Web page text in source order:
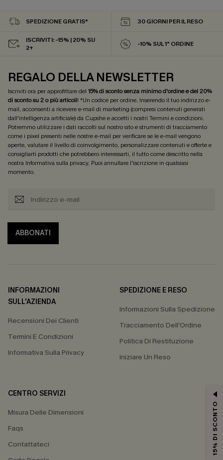
SPEDIZIONE GRATIS* 30 GIORNI PER IL RESO
ISCRIVITI: -15% | 20% SU
2+
-10% SUL 1° ORDINE
REGALO DELLA NEWSLETTER
Iscriviti ora per approfittare del 15% di sconto senza minimo d'ordine e del 20%
di sconto su 2 o più articoli! *Un codice per ordine. Inserendo il tuo indirizzo e-
mail, acconsenti a ricevere e-mail di marketing (compresi contenuti generati
dall'intelligenza artificiale) da Cupshe e accetti i nostri Termini e condizioni.
Potremmo utilizzare i dati raccolti sul nostro sito e strumenti di tracciamento
come i pixel presenti nelle nostre e-mail per verificare se le e-mail vengono
aperte, valutare il livello di coinvolgimento, personalizzare contenuti e offerte e
consigliarti prodotti che potrebbero interessarti, il tutto come descritto nella
nostra Informativa sulla privacy. Puoi annullare l'iscrizione in qualsiasi
momento.
ABBONATI
INFORMAZIONI
SULL'AZIENDA
Recensioni Dei Clienti
Termini E Condizioni
Informativa Sulla Privacy
SPEDIZIONE E RESO
Informazioni Sulla Spedizione
Tracciamento Dell'Ordine
Politica Di Restituzione
Iniziare Un Reso
CENTRO SERVIZI
Misura Delle Dimensioni
Faqs
Contattateci
15% DI SCONTO